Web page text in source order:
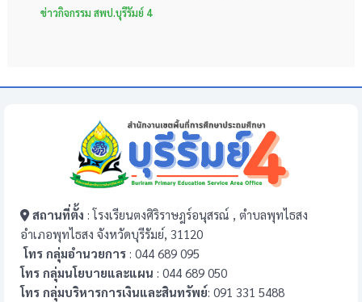
ข่าวกิจกรรม สพป.บุรีรัมย์ 4
สถานที่ตั้ง : โรงเรียนตงศิริราษฎร์อนุสรณ์ , ตำบลพุทไธสง
อำเภอพุทไธสง จังหวัดบุรีรัมย์, 31120
โทร กลุ่มอำนวยการ : 044 689 095
โทร กลุ่มนโยบายและแผน : 044 689 050
โทร กลุ่มบริหารการเงินและสินทรัพย์: 091 331 5488